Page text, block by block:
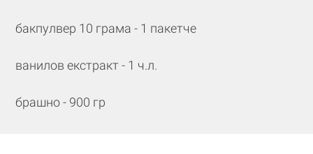
бакпулвер 10 грама - 1 пакетче
ванилов екстракт - 1 ч.л.
брашно - 900 гр